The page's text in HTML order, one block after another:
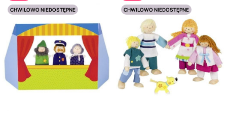
CHWILOWO NIEDOSTĘPNE
CHWILOWO NIEDOSTĘPNE